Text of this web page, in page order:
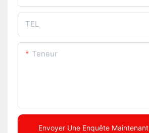
TEL
Teneur
Envoyer Une Enquête Maintenant